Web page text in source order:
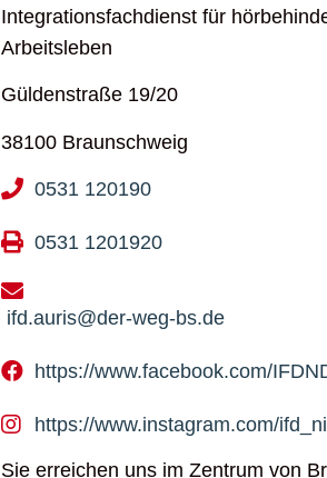
Integrationsfachdienst für
Arbeitsleben
Güldenstraße 19/20
38100 Braunschweig
0531 120190
0531 1201920
ifd.auris@der-weg-bs.de
https://www.facebook.com/
https://www.instagram.com/
Sie erreichen uns im Zentrum von